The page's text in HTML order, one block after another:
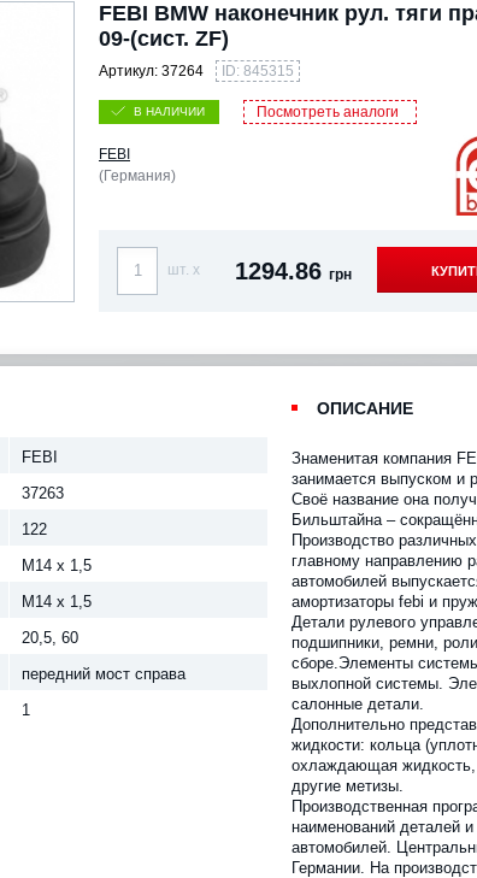
FEBI BMW наконечник рул. тяги
09-(сист. ZF)
Артикул: 37264 ID: 845315
В НАЛИЧИИ Посмотреть аналоги
FEBI
(Германия)
шт. x 1294.86 грн
FEBI
37263
122
M14 x 1,5
M14 x 1,5
20,5, 60
передний мост справа
1
ОПИСАНИЕ
Знаменитая компания
занимается выпуском и
Своё название она
Бильштайна –
Производство
главному направлению
автомобилей
амортизаторы febi и
Детали рулевого
подшипники, ремни,
сборе.Элементы
выхлопной системы.
салонные детали.
Дополнительно
жидкости: кольца
охлаждающая
другие метизы.
Производственная
наименований деталей
автомобилей.
Германии. На